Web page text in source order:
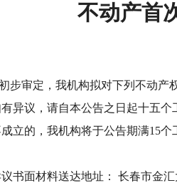
不动产首
步审定，我机构拟对下列不动产
异议，请自本公告之日起十五个
立的，我机构将于公告期满15个
书面材料送达地址： 长春市金